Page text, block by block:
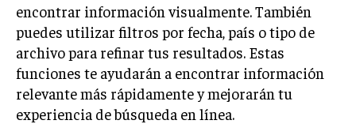
encontrar información visualmente. También
puedes utilizar filtros por fecha, país o tipo de
archivo para refinar tus resultados. Estas
funciones te ayudarán a encontrar información
relevante más rápidamente y mejorarán tu
experiencia de búsqueda en línea.